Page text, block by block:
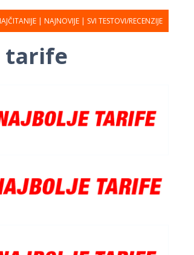
| NAJNOVIJE | SVI TESTOVI/RECENZIJE
tarife